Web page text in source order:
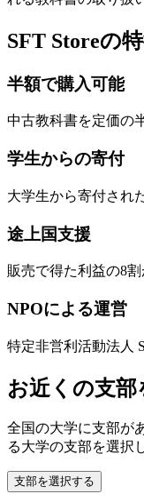
SFT Storeの
半額で購入可能
中古教科書を定価の
学生からの寄付
大学生から寄付され
途上国支援
販売で得た利益の8
NPOによる運営
特定非営利活動法人
お近くの支部
全国の大学に支部が
る大学の支部を選択
支部を選択する